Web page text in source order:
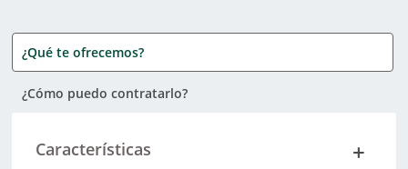
¿Qué te ofrecemos?
¿Cómo puedo contratarlo?
Características